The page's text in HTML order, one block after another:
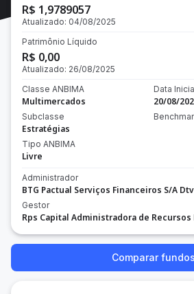
R$ 1,9789057
Atualizado: 04/08/2025
Patrimônio Líquido
R$ 0,00
Atualizado: 26/08/2025
Classe ANBIMA
Multimercados
Subclasse
Estratégias
Tipo ANBIMA
Livre
Data
20/08/
Administrador
BTG Pactual Serviços Financeiros S/A
Gestor
Rps Capital Administradora de Recursos
Comparar fundos